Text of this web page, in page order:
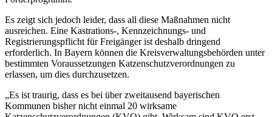
Es zeigt sich jedoch leider, dass all diese Maßnahmen nicht
ausreichen. Eine Kastrations-, Kennzeichnungs- und
Registrierungspflicht für Freigänger ist deshalb dringend
erforderlich. In Bayern können die Kreisverwaltungsbehörden unter
bestimmten Voraussetzungen Katzenschutzverordnungen zu
erlassen, um dies durchzusetzen.
„Es ist traurig, dass es bei über zweitausend bayerischen
Kommunen bisher nicht einmal 20 wirksame